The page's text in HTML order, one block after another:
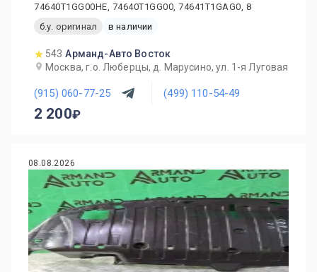
74640T1GG00HE, 74640T1GG00, 74641T1GAG0, 8
б.у. оригинал
в наличии
543 Арманд-Авто Восток
Москва, г.о. Люберцы, д. Марусино, ул. 1-я Луговая
(915) 060-77-25 (499) 110-54-49
2 200
08.08.2026